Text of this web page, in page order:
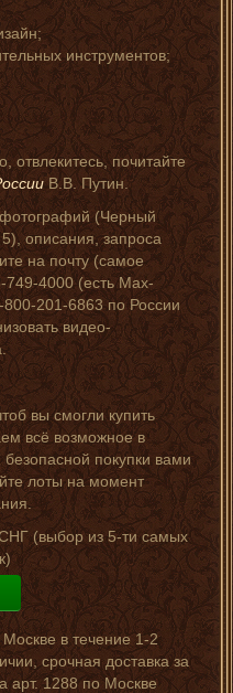
инструментов;
отвлекитесь, почитайте
В.В. Путин.
(Черный
описания, запроса
на почту (самое
749-4000 (есть Мах-
800-201-6863 по России
видео-
вы смогли купить
всё возможное в
покупки вами
лоты на момент
(выбор из 5-ти самых
в течение 1-2
срочная доставка за
арт. 1288 по Москве